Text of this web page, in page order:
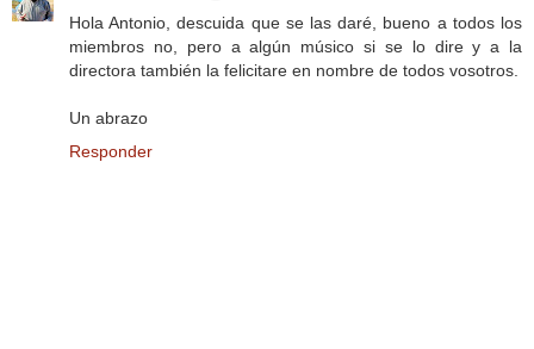
Hola Antonio, descuida que se las daré, bueno a todos los
miembros no, pero a algún músico si se lo dire y a la
directora también la felicitare en nombre de todos vosotros.
Un abrazo
Responder